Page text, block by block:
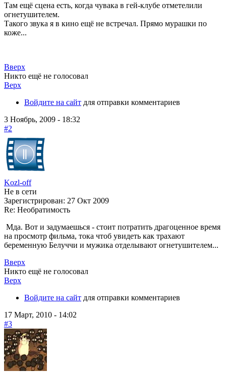
Там ещё сцена есть, когда чувака в гей-клубе отметелили
огнетушителем.
Такого звука я в кино ещё не встречал. Прямо мурашки по
коже...
Вверх
Никто ещё не голосовал
Верх
Войдите на сайт для отправки комментариев
3 Ноябрь, 2009 - 18:32
#2
Kozl-off
Не в сети
Зарегистрирован: 27 Окт 2009
Re: Необратимость
Мда. Вот и задумаешься - стоит потратить драгоценное время
на просмотр фильма, тока чтоб увидеть как трахают
беременную Белуччи и мужика отделывают огнетушителем...
Вверх
Никто ещё не голосовал
Верх
Войдите на сайт для отправки комментариев
17 Март, 2010 - 14:02
#3